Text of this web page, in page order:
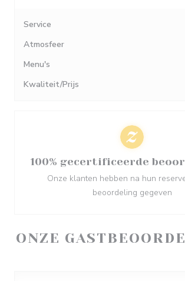
ONZE
Service
Atmosfeer
Menu's
Kwaliteit/Prijs
100% gecertificeerde
Onze klanten hebben na hun
beoordeling gegeven